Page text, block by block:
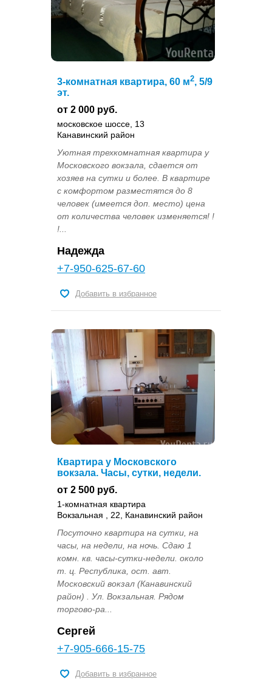
3-комнатная квартира, 60 м2, 5/9
эт.
от 2 000 руб.
московское шоссе, 13
Канавинский район
Уютная трехкомнатная квартира у
Московского вокзала, сдается от
хозяев на сутки и более. В квартире
с комфортом разместятся до 8
человек (имеется доп. место) цена
от количества человек изменяется! !
!...
Надежда
+7-950-625-67-60
Добавить в избранное
Квартира у Московского
вокзала. Часы, сутки, недели.
от 2 500 руб.
1-комнатная квартира
Вокзальная , 22, Канавинский район
Посуточно квартира на сутки, на
часы, на недели, на ночь. Сдаю 1
комн. кв. часы-сутки-недели. около
т. ц. Республика, ост. авт.
Московский вокзал (Канавинский
район) . Ул. Вокзальная. Рядом
торгово-ра...
Сергей
+7-905-666-15-75
Добавить в избранное